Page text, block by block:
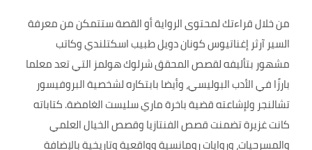
من خلال قراءتك لمحتوى الرواية أو القصة ستتمكن من معرفة
السير آرثر إغناتيوس كونان دويل طبيب اسكتلندي وكاتب
مشهور بتأليفه لقصص المحقق شرلوك هولمز التي تعد معلما
بارزًا في الأدب البوليسي، وأيضا بابتكاره لشخصية البروفيسور
تشالنجر ولإشاعته قضية باخرة ماري سليست الغامضة. كتاباته
كانت غزيرة تضمنت قصص الفنتازيا وقصص الخيال العلمي
والمسرحيات، وروايات رومانسية وواقعية وتاريخية بالإضافة